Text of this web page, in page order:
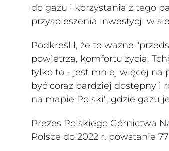
do gazu i korzystania z tego
przyspieszenia inwestycji w
Podkreślił, że to ważne
powietrza, komfortu życia.
tylko to - jest mniej więcej na
być coraz bardziej dostępny i
na mapie Polski", gdzie gazu
Prezes Polskiego Górnictwa
Polsce do 2022 r. powstanie